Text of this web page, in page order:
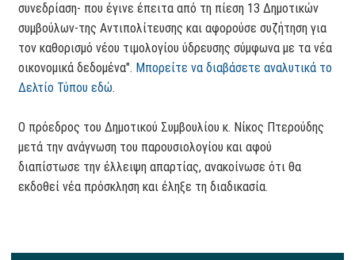
συνεδρίαση- που έγινε έπειτα από τη πίεση 13 Δημοτικών
συμβούλων-της Αντιπολίτευσης και αφορούσε συζήτηση για
τον καθορισμό νέου τιμολογίου ύδρευσης σύμφωνα με τα νέα
οικονομικά δεδομένα". Μπορείτε να διαβάσετε αναλυτικά το
Δελτίο Τύπου εδώ.
Ο πρόεδρος του Δημοτικού Συμβουλίου κ. Νίκος Πτερούδης
μετά την ανάγνωση του παρουσιολογίου και αφού
διαπίστωσε την έλλειψη απαρτίας, ανακοίνωσε ότι θα
εκδοθεί νέα πρόσκληση και έληξε τη διαδικασία.